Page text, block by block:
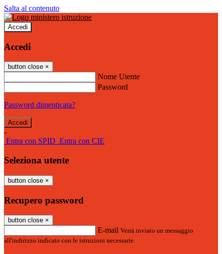
Salta al contenuto
Accedi
Accedi
button close ×
Nome Utente
Password
Password dimenticata?
-
Entra con SPID Entra con CIE
Seleziona utente
button close ×
Recupero password
button close ×
E-mail Verrà inviato un messaggio
all'indirizzo indicato con le istruzioni necessarie.